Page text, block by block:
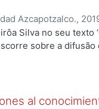
Azcapotzalco.,
Cavalcanti Veras,
;Marques da Silva,
Silva no seu texto
sobre a difusão
modalidades do uso
paisagismo,
al